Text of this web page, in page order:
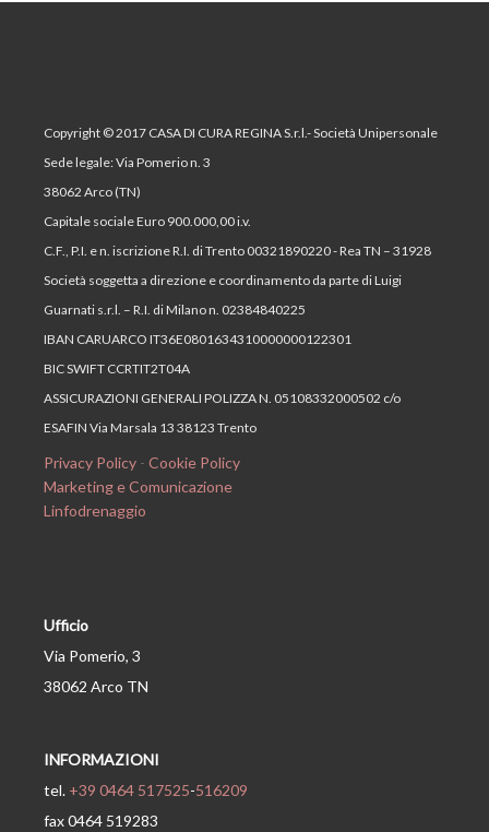
Copyright © 2017 CASA DI CURA REGINA S.r.l.- Società Unipersonale
Sede legale: Via Pomerio n. 3
38062 Arco (TN)
Capitale sociale Euro 900.000,00 i.v.
C.F., P.I. e n. iscrizione R.I. di Trento 00321890220 - Rea TN – 31928
Società soggetta a direzione e coordinamento da parte di Luigi
Guarnati s.r.l. – R.I. di Milano n. 02384840225
IBAN CARUARCO IT36E0801634310000000122301
BIC SWIFT CCRTIT2T04A
ASSICURAZIONI GENERALI POLIZZA N. 05108332000502 c/o
ESAFIN Via Marsala 13 38123 Trento
Privacy Policy - Cookie Policy
Marketing e Comunicazione
Linfodrenaggio
Ufficio
Via Pomerio, 3
38062 Arco TN
INFORMAZIONI
tel. +39 0464 517525-516209
fax 0464 519283